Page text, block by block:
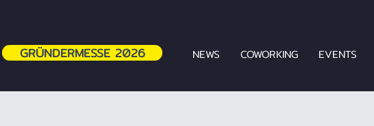
NEWS COWORKING EVENTS
GRÜNDERMESSE 2026